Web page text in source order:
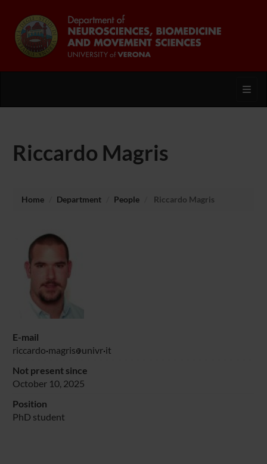
Riccardo Magris
Home Department People Riccardo Magris
E-mail
riccardo magris univr it
Not present since
October 10, 2025
Position
PhD student